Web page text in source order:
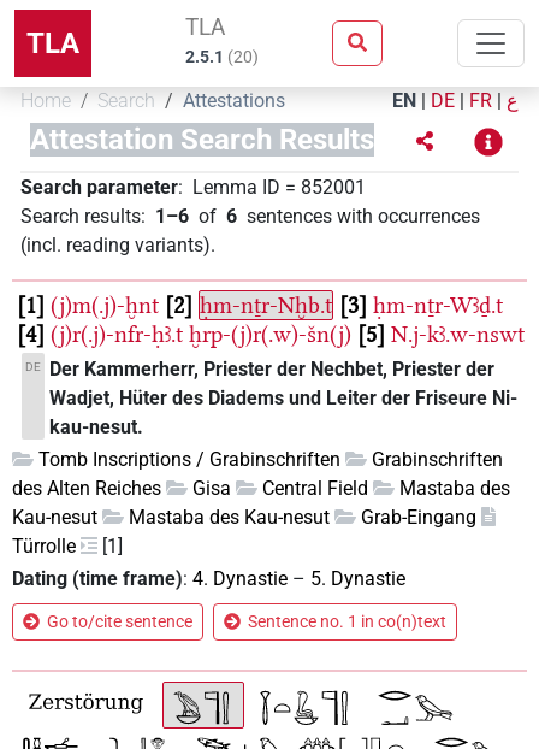
TLA TLA
2.5.1 (20)
Home Search Attestations EN | DE | FR | ع
Attestation Search Results
Search parameter: Lemma ID = 852001
Search results: 1–6 of 6 sentences with occurrences
(incl. reading variants).
1 (j)m(.j)-ḫnt 2 ḥm-nṯr-Nḫb.t 3 ḥm-nṯr-Wꜣḏ.t
4 (j)r(.j)-nfr-ḥꜣ.t ḫrp-(j)r(.w)-šn(j) 5 N.j-kꜣ.w-nswt
DE
Der Kammerherr, Priester der Nechbet, Priester der
Wadjet, Hüter des Diadems und Leiter der Friseure Ni-
kau-nesut.
Tomb Inscriptions / Grabinschriften
Grabinschriften
des Alten Reiches
Gisa Central Field
Mastaba des
Kau-nesut
Mastaba des Kau-nesut
Grab-Eingang
Türrolle
[1]
Dating (time frame): 4. Dynastie – 5. Dynastie
Go to/cite sentence Sentence no. 1 in co(n)text